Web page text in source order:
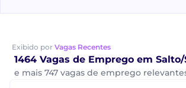
Exibido por Vagas Recentes
1464 Vagas de Emprego em Salto/
e mais 747 vagas de emprego